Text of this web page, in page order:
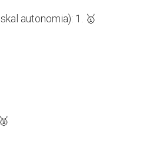
autonomia): 1. 🥇